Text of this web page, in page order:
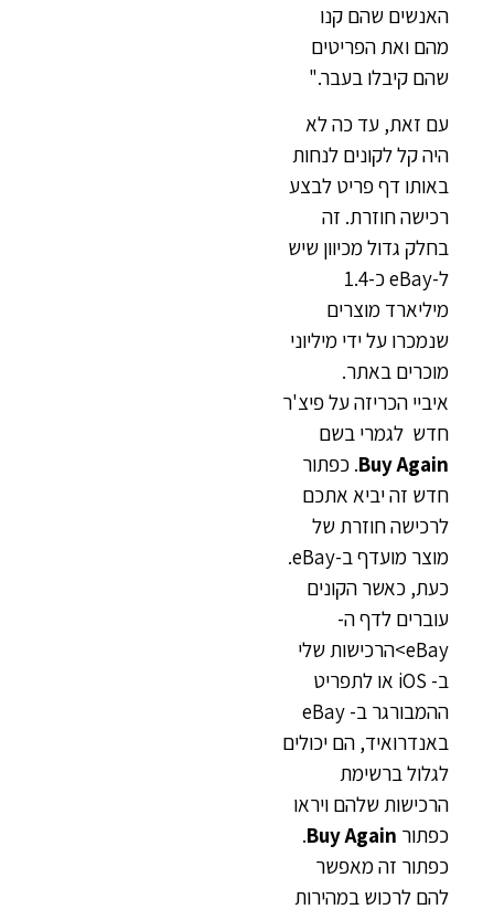
האנשים שהם קנו
מהם ואת הפריטים
שהם קיבלו בעבר."
עם זאת, עד כה לא
היה קל לקונים לנחות
באותו דף פריט לבצע
רכישה חוזרת. זה
בחלק גדול מכיוון שיש
ל-eBay כ-1.4
מיליארד מוצרים
שנמכרו על ידי מיליוני
מוכרים באתר.
איביי הכריזה על פיצ'ר
חדש לגמרי בשם
Buy Again. כפתור
חדש זה יביא אתכם
לרכישה חוזרת של
מוצר מועדף ב-eBay.
כעת, כאשר הקונים
עוברים לדף ה-
eBay>הרכישות שלי
ב- iOS או לתפריט
ההמבורגר ב- eBay
באנדרואיד, הם יכולים
לגלול ברשימת
הרכישות שלהם ויראו
כפתור Buy Again
.
כפתור זה מאפשר
להם לרכוש במהירות